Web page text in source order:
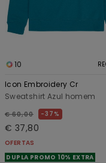
10
Icon Embroidery Cr
Sweatshirt Azul homem
€ 60,00 37%
€ 37,80
OFERTAS
DUPLA PROMO 10% EXTRA